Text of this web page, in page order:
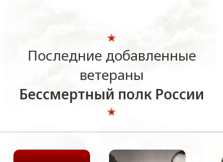
Последние добавленные
ветераны
Бессмертный полк России